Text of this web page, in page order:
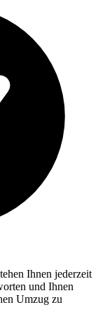
Ihnen jederzeit
und Ihnen
Umzug zu